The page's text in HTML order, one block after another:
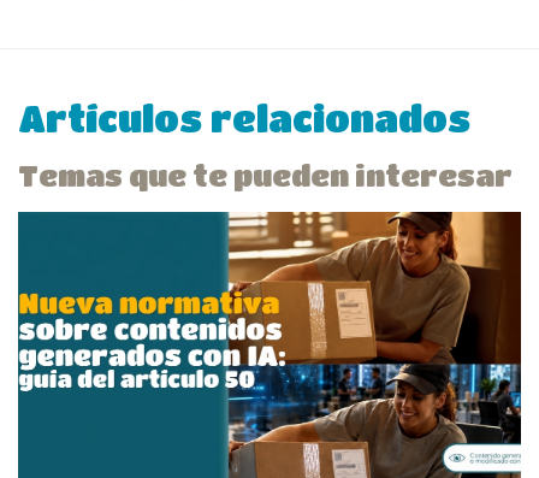
Artículos relacionados
Temas que te pueden interesar